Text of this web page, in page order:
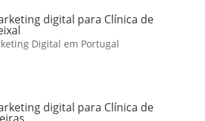
digital para Clínica de
Digital em Portugal
digital para Clínica de